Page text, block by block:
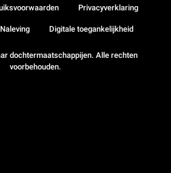
dochtermaatschappijen. Alle rechten
voorbehouden.
Privacyverklaring
Naleving Digitale toegankelijkheid